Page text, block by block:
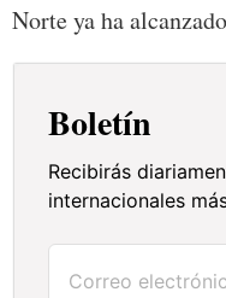
Norte ya ha
Boletín
Recibirás
internacionales